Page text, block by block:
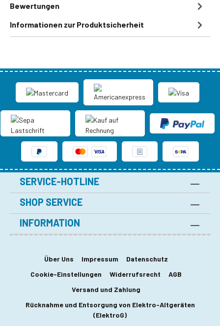
Bewertungen
Informationen zur Produktsicherheit
SERVICE-HOTLINE
SHOP SERVICE
INFORMATION
Über Uns Impressum
Datenschutz
Cookie-Einstellungen
Widerrufsrecht
AGB
Versand und Zahlung
Rücknahme und Entsorgung von Elektro-Altgeräten
(ElektroG)